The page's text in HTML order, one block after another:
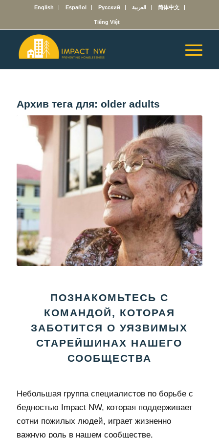
English Español Русский العربية 简体中文
Tiếng Việt
Архив тега для: older adults
ПОЗНАКОМЬТЕСЬ С
КОМАНДОЙ, КОТОРАЯ
ЗАБОТИТСЯ О УЯЗВИМЫХ
СТАРЕЙШИНАХ НАШЕГО
СООБЩЕСТВА
Небольшая группа специалистов по борьбе с
бедностью Impact NW, которая поддерживает
сотни пожилых людей, играет жизненно
важную роль в нашем сообществе,